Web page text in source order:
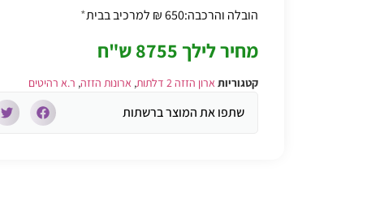
הובלה והרכבה:650 ₪ למרכיב בבית
*
מחיר לילך 8755 ש"ח
קטגוריות ארון הזזה 2 דלתות , ארונות הזזה, ר.א רהיטים
שתפו את המוצר ברשתות